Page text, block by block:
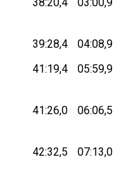
39:28,4 04:08,9
41:19,4 05:59,9
41:26,0 06:06,5
42:32,5 07:13,0